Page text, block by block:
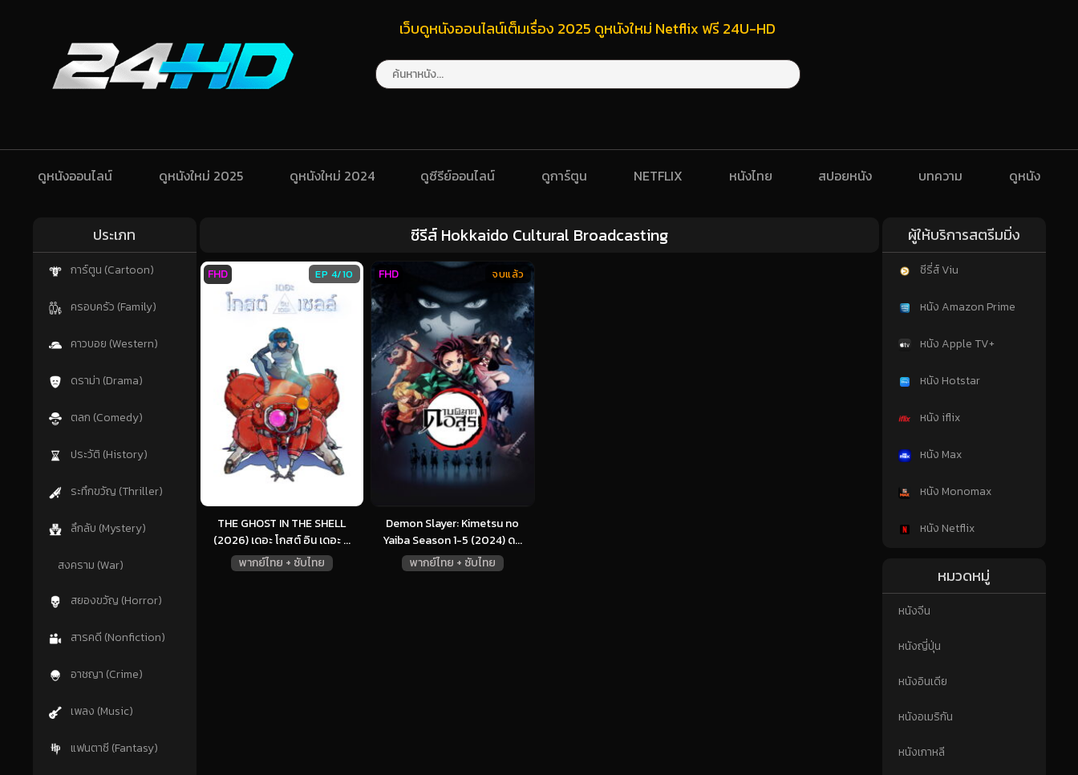
เว็บดูหนังออนไลน์เต็มเรื่อง 2025 ดูหนังใหม่ Netflix ฟรี 24U-HD
ดูหนังออนไลน์ ดูหนังใหม่ 2025 ดูหนังใหม่ 2024 ดูซีรีย์ออนไลน์ ดูการ์ตูน NETFLIX หนังไทย สปอยหนัง บทความ ดูหนัง
ประเภท
การ์ตูน (Cartoon)
ครอบครัว (Family)
คาวบอย (Western)
ดราม่า (Drama)
ตลก (Comedy)
ประวัติ (History)
ระทึกขวัญ (Thriller)
ลึกลับ (Mystery)
สงคราม (War)
สยองขวัญ (Horror)
สารคดี (Nonfiction)
อาชญา (Crime)
เพลง (Music)
แฟนตาซี (Fantasy)
ซีรีส์ Hokkaido Cultural Broadcasting
THE GHOST IN THE SHELL
(2026) เดอะ โกสต์ อิน เดอะ ...
พากย์ไทย + ซับไทย
EP 4/10
FHD
Demon Slayer: Kimetsu no
Yaiba Season 1-5 (2024) ด...
พากย์ไทย + ซับไทย
จบแล้ว
FHD
ผู้ให้บริการสตรีมมิ่ง
ซีรี่ส์ Viu
หนัง Amazon Prime
หนัง Apple TV+
หนัง Hotstar
หนัง iflix
หนัง Max
หนัง Monomax
หนัง Netflix
หมวดหมู่
หนังจีน
หนังญี่ปุ่น
หนังอินเดีย
หนังอเมริกัน
หนังเกาหลี